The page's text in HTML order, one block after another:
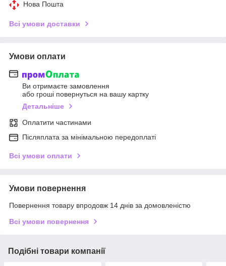
Нова Пошта
Всі умови доставки
Умови оплати
Ви отримаєте замовлення
або гроші повернуться на вашу картку
Детальніше
Оплатити частинами
Післяплата за мінімальною передоплаті
Всі умови оплати
Умови повернення
Повернення товару впродовж 14 днів за домовленістю
Всі умови повернення
Подібні товари компанії